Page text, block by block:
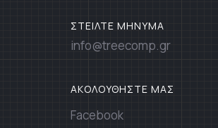
ΣΤΕΙΛΤΕ ΜΗΝΥΜΑ
info@treecomp.gr
ΑΚΟΛΟΥΘΗΣΤΕ ΜΑΣ
Facebook